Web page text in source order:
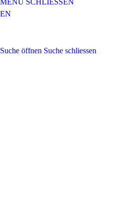
MENÜ SCHLIESSEN
EN
Suche öffnen Suche schliessen